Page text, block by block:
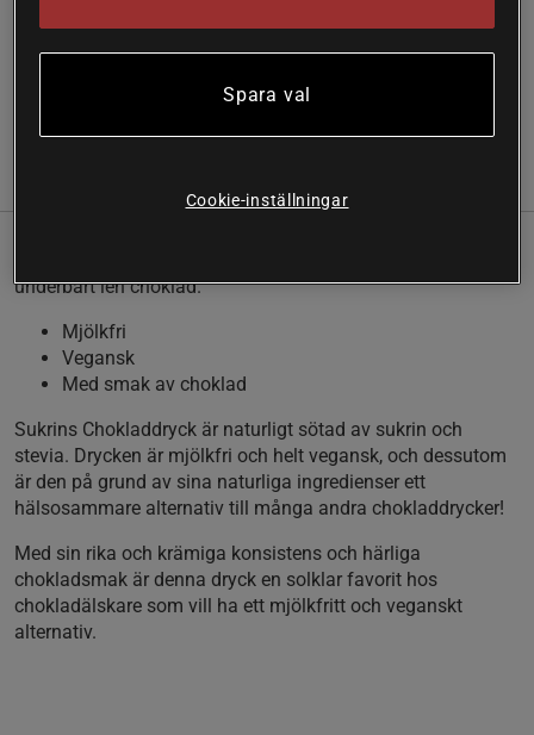
Sukrins Chokladdryck är en vegansk dryck med smak av
underbart len choklad.
underbart len choklad.
Mjölkfri
Vegansk
Med smak av choklad
Sukrins Chokladdryck är naturligt sötad av sukrin och
stevia. Drycken är mjölkfri och helt vegansk, och dessutom
är den på grund av sina naturliga ingredienser ett
hälsosammare alternativ till många andra chokladdrycker!
Med sin rika och krämiga konsistens och härliga
chokladsmak är denna dryck en solklar favorit hos
chokladälskare som vill ha ett mjölkfritt och veganskt
alternativ.
Spara val
Cookie-inställningar